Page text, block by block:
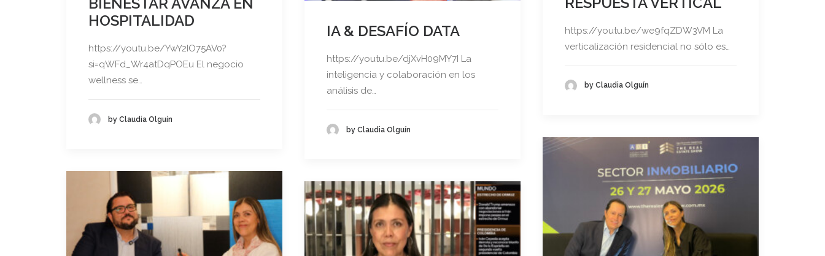
HOSPITALIDAD
https://youtu.be/YwY2IO75AV0?
si=qWFd_Wr4atDqPOEu El negocio
wellness se…
by Claudia Olguín
IA & DESAFÍO DATA
https://youtu.be/djXvH09MY7I La
inteligencia y colaboración en los
análisis de…
by Claudia Olguín
https://youtu.be/we9fqZDW3VM La
verticalización residencial no sólo es…
by Claudia Olguín